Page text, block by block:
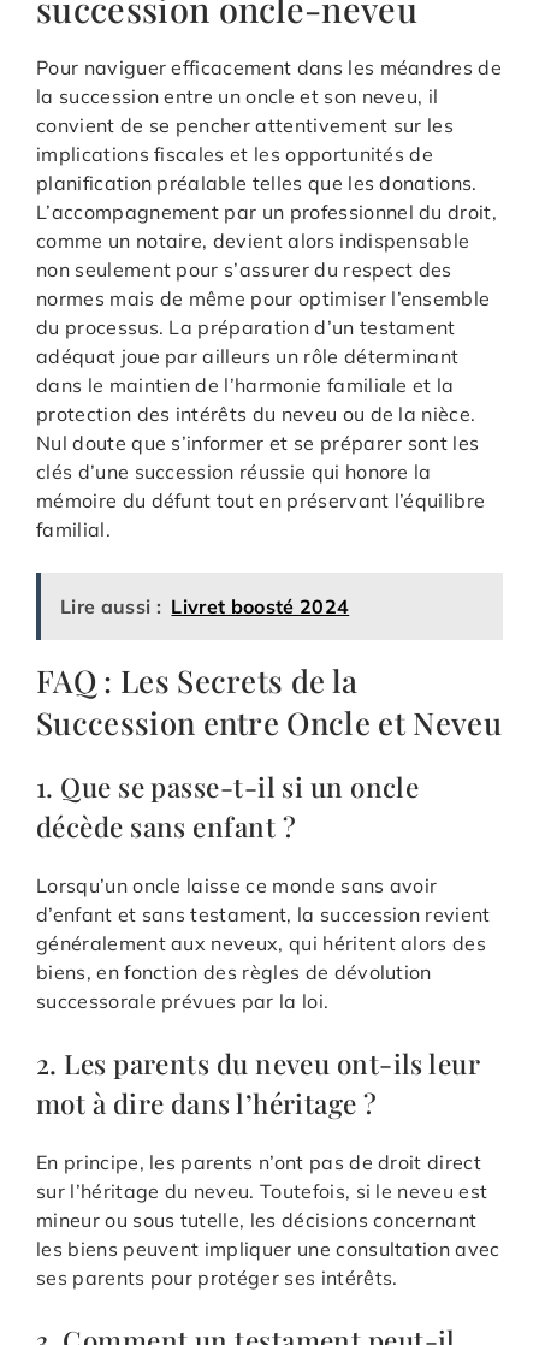
Pour naviguer efficacement dans les méandres de
la succession entre un oncle et son neveu, il
convient de se pencher attentivement sur les
implications fiscales et les opportunités de
planification préalable telles que les donations.
L’accompagnement par un professionnel du droit,
comme un notaire, devient alors indispensable
non seulement pour s’assurer du respect des
normes mais de même pour optimiser l’ensemble
du processus. La préparation d’un testament
adéquat joue par ailleurs un rôle déterminant
dans le maintien de l’harmonie familiale et la
protection des intérêts du neveu ou de la nièce.
Nul doute que s’informer et se préparer sont les
clés d’une succession réussie qui honore la
mémoire du défunt tout en préservant l’équilibre
familial.
Lire aussi : Livret boosté 2024
FAQ : Les Secrets de la
Succession entre Oncle et Neveu
1. Que se passe-t-il si un oncle
décède sans enfant ?
Lorsqu’un oncle laisse ce monde sans avoir
d’enfant et sans testament, la succession revient
généralement aux neveux, qui héritent alors des
biens, en fonction des règles de dévolution
successorale prévues par la loi.
2. Les parents du neveu ont-ils leur
mot à dire dans l’héritage ?
En principe, les parents n’ont pas de droit direct
sur l’héritage du neveu. Toutefois, si le neveu est
mineur ou sous tutelle, les décisions concernant
les biens peuvent impliquer une consultation avec
ses parents pour protéger ses intérêts.